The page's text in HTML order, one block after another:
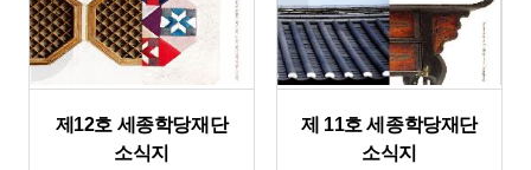
제12호 세종학당재단
소식지
제 11호 세종학당재단
소식지